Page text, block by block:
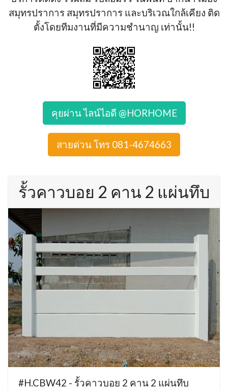
สมุทรปราการ สมุทรปราการ และบริเวณใกล้เคียง ติด
ตั้งโดยทีมงานที่มีความชำนาญ เท่านั้น!!
คุยผ่าน ไลน์ไอดี @HORHOME
สายด่วน โทร 081-4674663
รั้วคาวบอย 2 คาน 2 แผ่นทึบ
#H.CBW42 - รั้วคาวบอย 2 คาน 2 แผ่นทึบ